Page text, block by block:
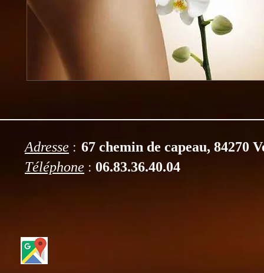
Adresse : 67 chemin de capeau, 84270
Téléphone : 06.83.36.40.04